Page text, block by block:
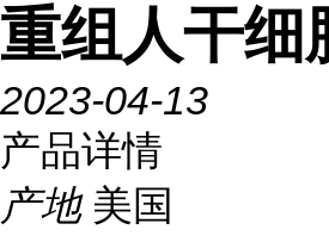
重组人干细
2023-04-13
产品详情
产地 美国